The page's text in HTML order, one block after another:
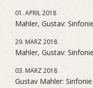
01. APRIL 2018
Mahler, Gustav:
29. MÄRZ 2018
Mahler, Gustav:
03. MÄRZ 2018
Gustav Mahler: